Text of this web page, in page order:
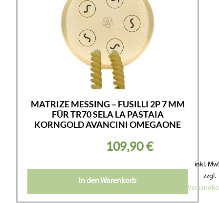
MATRIZE MESSING – FUSILLI 2P 7 MM
FÜR TR70 SELA LA PASTAIA
KORNGOLD AVANCINI OMEGAONE
109,90€
In den Warenkorb
inkl.
zzgl.